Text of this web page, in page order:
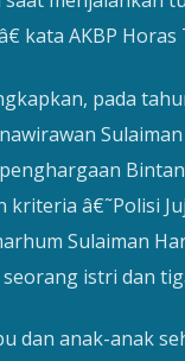
kata AKBP Horas
pada
kriteria â€˜Polisi
Sulaiman
istri dan
dan anak-anak